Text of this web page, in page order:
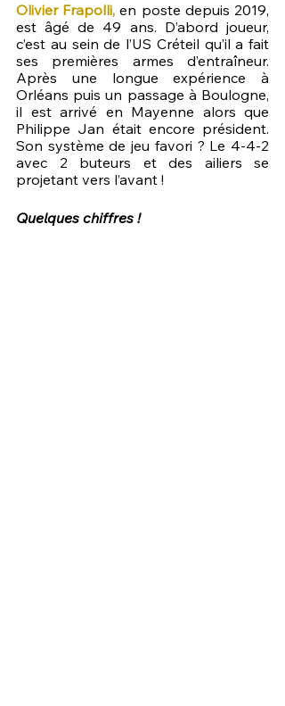
Olivier Frapolli, en poste depuis 2019,
est âgé de 49 ans. D’abord joueur,
c’est au sein de l’US Créteil qu’il a fait
ses premières armes d’entraîneur.
Après une longue expérience à
Orléans puis un passage à Boulogne,
il est arrivé en Mayenne alors que
Philippe Jan était encore président.
Son système de jeu favori ? Le 4-4-2
avec 2 buteurs et des ailiers se
projetant vers l’avant !
Quelques chiffres !